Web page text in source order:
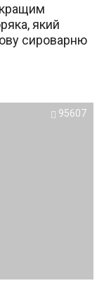
який
сироварню
95607